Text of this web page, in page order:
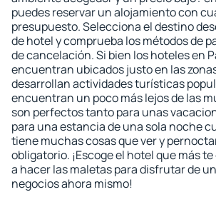
puedes reservar un alojamiento con
presupuesto. Selecciona el destino
de hotel y comprueba los métodos de
de cancelación. Si bien los hoteles en
encuentran ubicados justo en las
desarrollan actividades turísticas
encuentran un poco más lejos de las
son perfectos tanto para unas
para una estancia de una sola noche
tiene muchas cosas que ver y
obligatorio. ¡Escoge el hotel que más
a hacer las maletas para disfrutar de
negocios ahora mismo!